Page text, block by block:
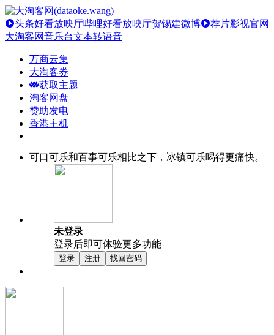
头条好看放映厅哔哩好看放映厅贺锡建微博
荐片影视官网
大淘客网音乐台文本转语音
万商云集
大淘客券
获取主题
淘客网盘
赞助发电
香港主机
可口可乐和百事可乐相比之下，冰镇可乐喝得更痛快。
未登录
登录后即可体验更多功能
登录 注册 找回密码